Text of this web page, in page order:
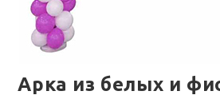
Арка из белых и